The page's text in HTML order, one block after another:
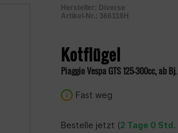
Hersteller: Diverse
Artikel-Nr.: 366118H
Kotflügel
Piaggio Vespa GTS 125-300cc, ab
Fast weg
Bestelle jetzt (2 Tage 0 Std.